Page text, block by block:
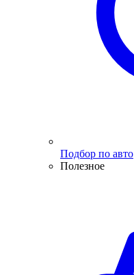
Подбор по авто
Полезное